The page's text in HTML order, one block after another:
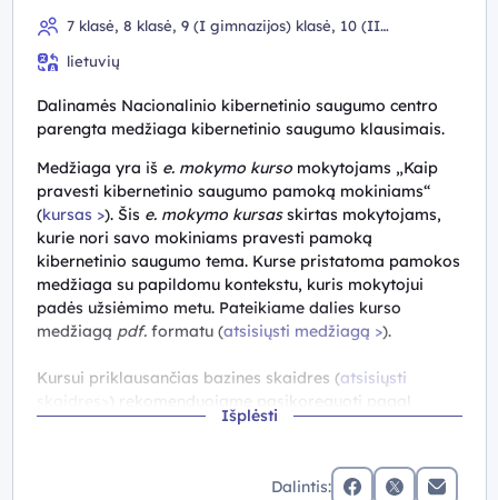
7 klasė, 8 klasė, 9 (I gimnazijos) klasė, 10 (II
lietuvių
Išplėsti
Dalinamės Nacionalinio kibernetinio saugumo centro
parengta medžiaga kibernetinio saugumo klausimais.
Medžiaga yra iš e. mokymo kursomokytojams „Kaip
pravesti kibernetinio saugumo pamoką mokiniams“
(kursas >). Šis e. mokymo kursasskirtas mokytojams,
kurie nori savo mokiniams pravesti pamoką
kibernetinio saugumo tema. Kurse pristatoma pamokos
medžiaga su papildomu kontekstu, kuris mokytojui
padės užsiėmimo metu. Pateikiame dalies kurso
medžiagą pdf.formatu (atsisiųsti medžiagą >).
Kursui priklausančias bazines skaidres (atsisiųsti
) rekomenduojame pasikoreguoti pagal
poreikį, kad būtų pritaikomos konkrečiai pamokai,
e. kurso„Kibernetinis
Dalintis: